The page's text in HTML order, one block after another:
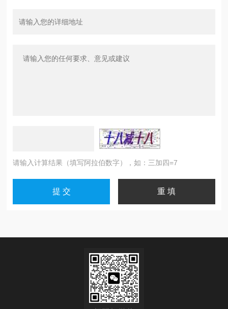
请输入计算结果（填写阿拉伯数字），如：三加四=7